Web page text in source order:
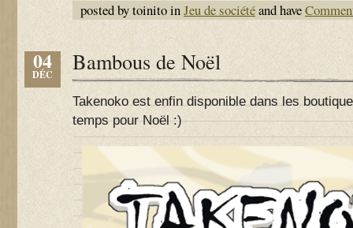
posted by toinito inJeu de sociétéand have
04
DÉC Bambous de Noël
Takenoko est enfin disponible dans les
temps pour Noël :)